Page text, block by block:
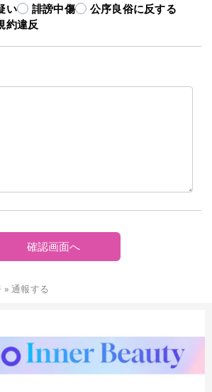
い 誹謗中傷
公序良俗に反する
約違反
確認画面へ
»通報する